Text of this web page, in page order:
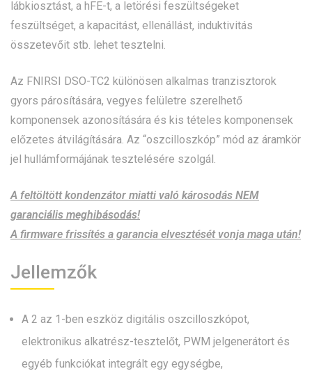
lábkiosztást, a hFE-t, a letörési feszültségeket
feszültséget, a kapacitást, ellenállást, induktivitás
összetevőit stb. lehet tesztelni.
Az FNIRSI DSO-TC2 különösen alkalmas tranzisztorok
gyors párosítására, vegyes felületre szerelhető
komponensek azonosítására és kis tételes komponensek
előzetes átvilágítására. Az “oszcilloszkóp” mód az áramkör
jel hullámformájának tesztelésére szolgál.
A feltöltött kondenzátor miatti való károsodás NEM
garanciális meghibásodás!
A firmware frissítés a garancia elvesztését vonja maga után!
Jellemzők
A 2 az 1-ben eszköz digitális oszcilloszkópot,
elektronikus alkatrész-tesztelőt, PWM jelgenerátort és
egyéb funkciókat integrált egy egységbe,